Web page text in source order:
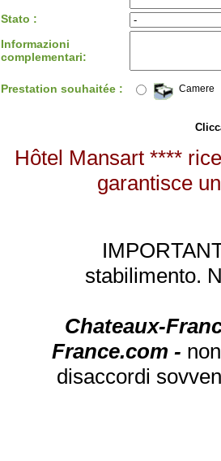
Stato :
Informazioni
complementari:
Prestation souhaitée : Camere
Hôtel Mansart ****
garantisce
stabilimento.
Chateaux-
France.com -
disaccordi